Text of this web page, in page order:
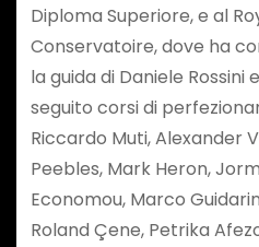
Diploma Superiore, e al
Conservatoire, dove ha
la guida di Daniele Rossini
seguito corsi di
Riccardo Muti, Alexander
Peebles, Mark Heron,
Economou, Marco
Roland Çene, Petrika